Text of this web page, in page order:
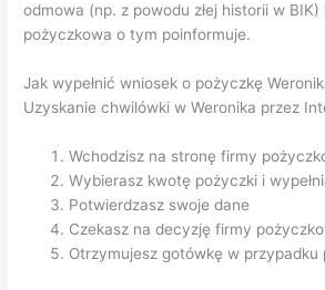
odmowa (np. z powodu złej historii w
pożyczkowa o tym poinformuje.
Jak wypełnić wniosek o pożyczkę
Uzyskanie chwilówki w Weronika przez
Wchodzisz na stronę firmy
Wybierasz kwotę pożyczki i
Potwierdzasz swoje dane
Czekasz na decyzję firmy
Otrzymujesz gotówkę w